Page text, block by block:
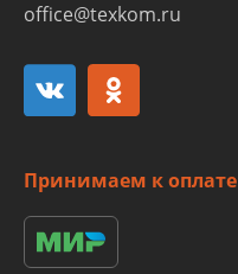
office@texkom.ru
Принимаем к оплате